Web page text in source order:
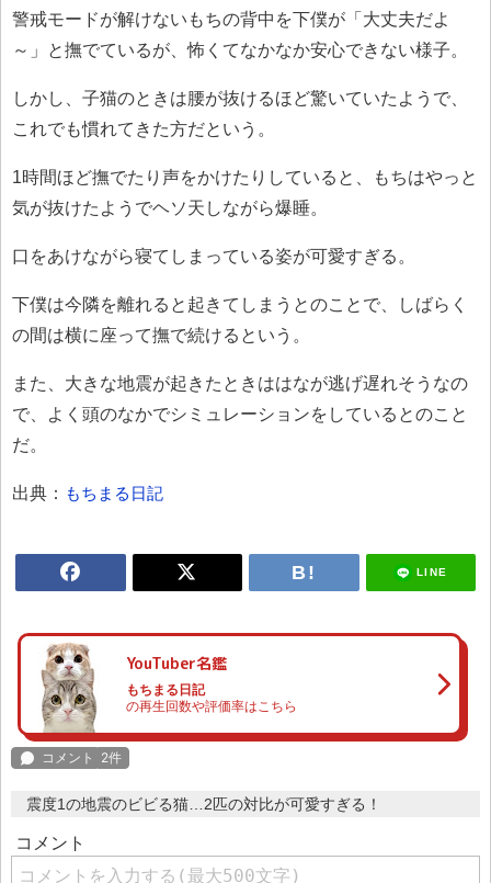
警戒モードが解けないもちの背中を下僕が「大丈夫だよ
～」と撫でているが、怖くてなかなか安心できない様子。
しかし、子猫のときは腰が抜けるほど驚いていたようで、
これでも慣れてきた方だという。
1時間ほど撫でたり声をかけたりしていると、もちはやっと
気が抜けたようでヘソ天しながら爆睡。
口をあけながら寝てしまっている姿が可愛すぎる。
下僕は今隣を離れると起きてしまうとのことで、しばらく
の間は横に座って撫で続けるという。
また、大きな地震が起きたときははなが逃げ遅れそうなの
で、よく頭のなかでシミュレーションをしているとのこと
だ。
出典： もちまる日記
LINE
YouTuber名鑑
もちまる日記
の再生回数や評価率はこちら
震度1の地震のビビる猫…2匹の対比が可愛すぎる！